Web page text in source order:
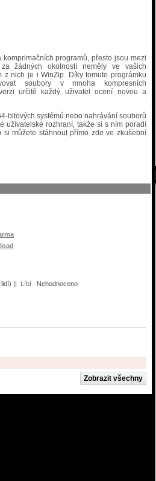
komprimačních programů, přesto jsou mezi
žádných okolností neměly ve vašich
z nich je i WinZip. Díky tomuto prográmku
soubory v mnoha kompresních
určitě každý uživatel ocení novou a
bitových systémů nebo nahrávání souborů
uživatelské rozhraní, takže si s ním poradí
můžete stáhnout přímo zde ve zkušební
lidí) || Nehodnoceno